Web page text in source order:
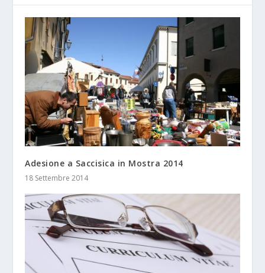
Adesione a Saccisica in Mostra 2014
18 Settembre 2014